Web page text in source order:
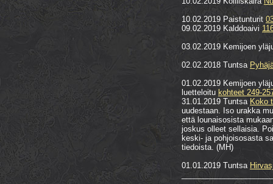
10.02.2019 Paistunturit
09.02.2019 Kalddoaivi
03.02.2019 Kemijoen
02.02.2018 Tuntsa
01.02.2019 Kemijoen
luetteloitu kohteet 249-
31.01.2019 Tuntsa Koko
uudestaan. Iso urakka
että lounaisosista
joskus olleet sellaisia.
keski- ja pohjoisosasta
tiedoista. (MH)
01.01.2019 Tuntsa